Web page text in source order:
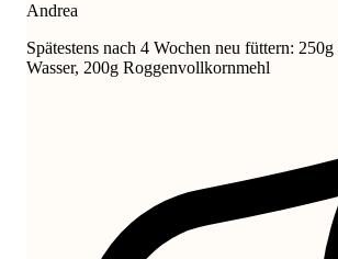
Andrea
Spätestens nach 4 Wochen neu füttern:
Wasser, 200g Roggenvollkornmehl